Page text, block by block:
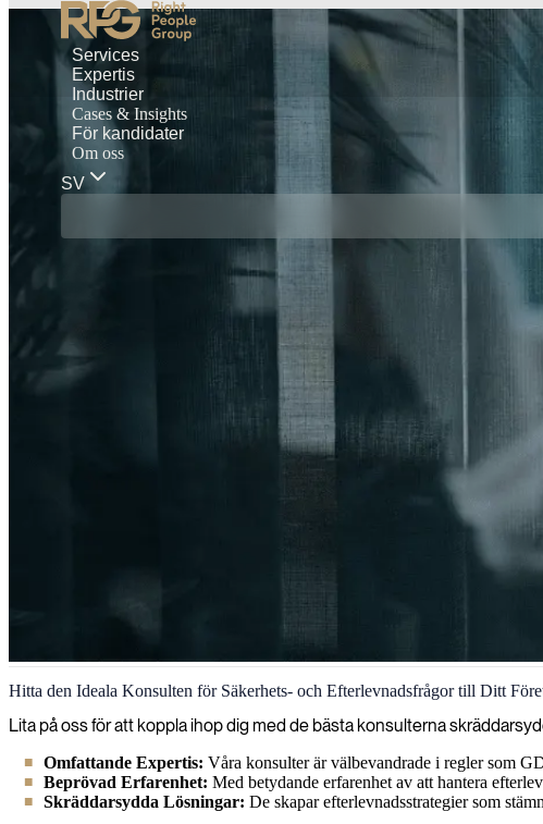
Services
Expertis
Industrier
Cases & Insights
För kandidater
Om oss
SV
Säkerhets- och efterlevnadsfrågor
Vi erbjuder skräddarsydda säkerhets- och efterlevnadslösningar som
Hitta den Ideala Konsulten för Säkerhets- och Efterlevnadsfrågor till Ditt
Lita på oss för att koppla ihop dig med de bästa konsulterna
Omfattande Expertis: Våra konsulter är välbevandrade i regler som
Beprövad Erfarenhet: Med betydande erfarenhet av att hantera
Skräddarsydda Lösningar: De skapar efterlevnadsstrategier som